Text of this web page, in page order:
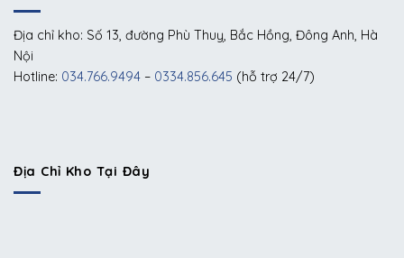
Địa chỉ kho: Số 13, đường Phù Thuỵ, Bắc Hồng, Đông Anh, Hà
Nội
Hotline: 034.766.9494 – 0334.856.645 (hỗ trợ 24/7)
Địa Chỉ Kho Tại Đây